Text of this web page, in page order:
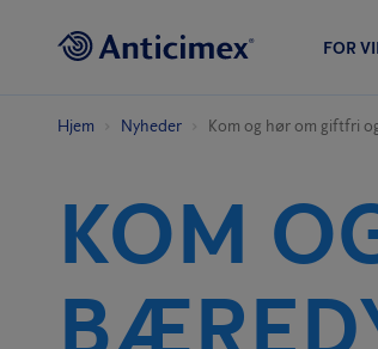
FOR
Hjem Nyheder Kom og hør om giftfri
KOM